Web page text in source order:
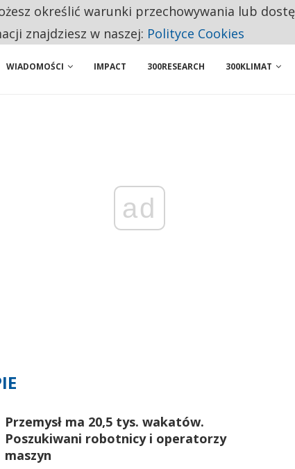
NA LIŚCIE SĄ DWA PODMIOTY Z POLSKI
WIADOMOŚCI IMPACT 300RESEARCH 300KLIMAT
ad
Przemysł ma 20,5 tys. wakatów.
Poszukiwani robotnicy i operatorzy
maszyn
określić warunki przechowywania lub
znajdziesz w naszej: Polityce Cookies